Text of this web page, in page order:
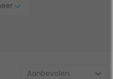
gebruik van de filters om